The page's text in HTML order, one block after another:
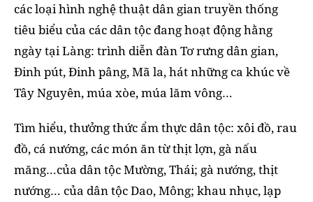
các loại hình nghệ thuật dân gian truyền thống
tiêu biểu của các dân tộc đang hoạt động hằng
ngày tại Làng: trình diễn đàn Tơ rưng dân gian,
Đinh pút, Đinh pâng, Mã la, hát những ca khúc về
Tây Nguyên, múa xòe, múa lăm vông…
Tìm hiểu, thưởng thức ẩm thực dân tộc: xôi đồ, rau
đồ, cá nướng, các món ăn từ thịt lợn, gà nấu
măng…của dân tộc Mường, Thái; gà nướng, thịt
nướng… của dân tộc Dao, Mông; khau nhục, lạp